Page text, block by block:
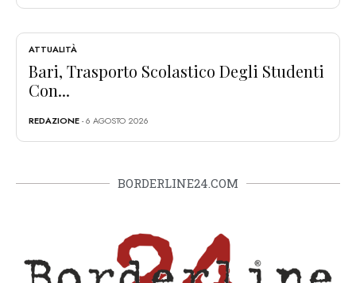
ATTUALITÀ
Bari, Trasporto Scolastico Degli Studenti
Con...
REDAZIONE- 6 AGOSTO 2026
BORDERLINE24.COM